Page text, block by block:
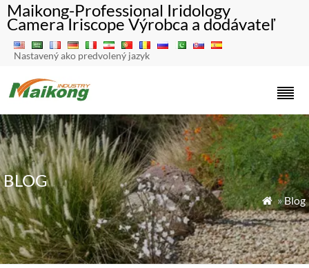
Maikong-Professional Iridology
Camera Iriscope Výrobca a dodávateľ
Nastavený ako predvolený jazyk
BLOG
 »Blog